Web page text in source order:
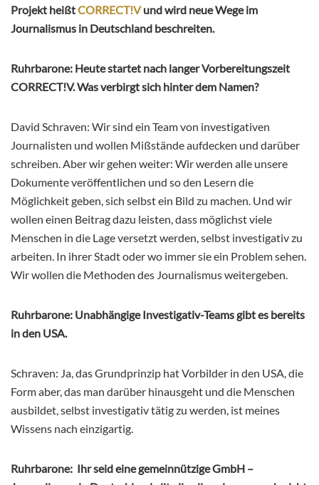
Projekt heißtCORRECT!Vund wird neue Wege im
Journalismus in Deutschland beschreiten.
Ruhrbarone: Heute startet nach langer Vorbereitungszeit
CORRECT!V. Was verbirgt sich hinter dem Namen?
David Schraven: Wir sind ein Team von investigativen
Journalisten und wollen Mißstände aufdecken und darüber
schreiben. Aber wir gehen weiter: Wir werden alle unsere
Dokumente veröffentlichen und so den Lesern die
Möglichkeit geben, sich selbst ein Bild zu machen. Und wir
wollen einen Beitrag dazu leisten, dass möglichst viele
Menschen in die Lage versetzt werden, selbst investigativ zu
arbeiten. In ihrer Stadt oder wo immer sie ein Problem sehen.
Wir wollen die Methoden des Journalismus weitergeben.
Ruhrbarone: Unabhängige Investigativ-Teams gibt es bereits
in den USA.
Schraven: Ja, das Grundprinzip hat Vorbilder in den USA, die
Form aber, das man darüber hinausgeht und die Menschen
ausbildet, selbst investigativ tätig zu werden, ist meines
Wissens nach einzigartig.
Ruhrbarone: Ihr seid eine gemeinnützige GmbH –